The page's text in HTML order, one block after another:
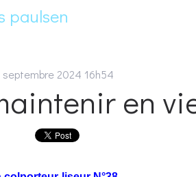
paulsen
septembre 2024 16h54
en